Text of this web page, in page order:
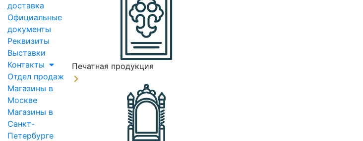
доставка
Официальные
документы
Реквизиты
Выставки
Контакты
Отдел продаж
Магазины в
Москве
Магазины в
Санкт-
Петербурге
Печатная продукция